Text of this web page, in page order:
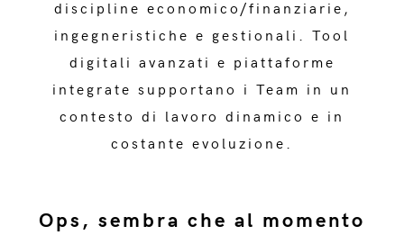
discipline economico/finanziarie,
ingegneristiche e gestionali. Tool
digitali avanzati e piattaforme
integrate supportano i Team in un
contesto di lavoro dinamico e in
costante evoluzione.
Ops, sembra che al momento